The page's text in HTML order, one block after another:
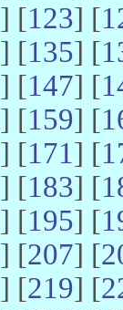
] [123] [
] [135] [
] [147] [
] [159] [
] [171] [
] [183] [
] [195] [
] [207] [
] [219] [